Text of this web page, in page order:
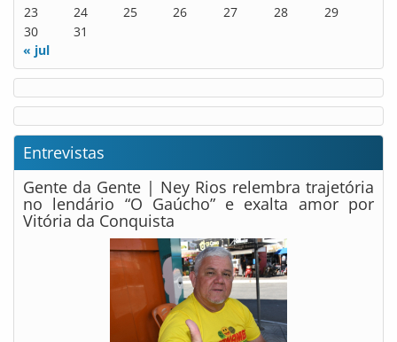
23
24 25 26 27 28
29
30
31
« jul
Entrevistas
Gente da Gente | Ney Rios relembra trajetória
no lendário “O Gaúcho” e exalta amor por
Vitória da Conquista